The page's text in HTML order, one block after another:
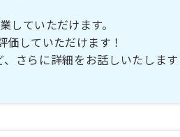
していただけます。
していただけます！
さらに詳細をお話しいたしま